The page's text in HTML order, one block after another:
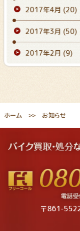
2017年4月 (20)
2017年3月 (50)
2017年2月 (9)
ホーム お知らせ
〒861-